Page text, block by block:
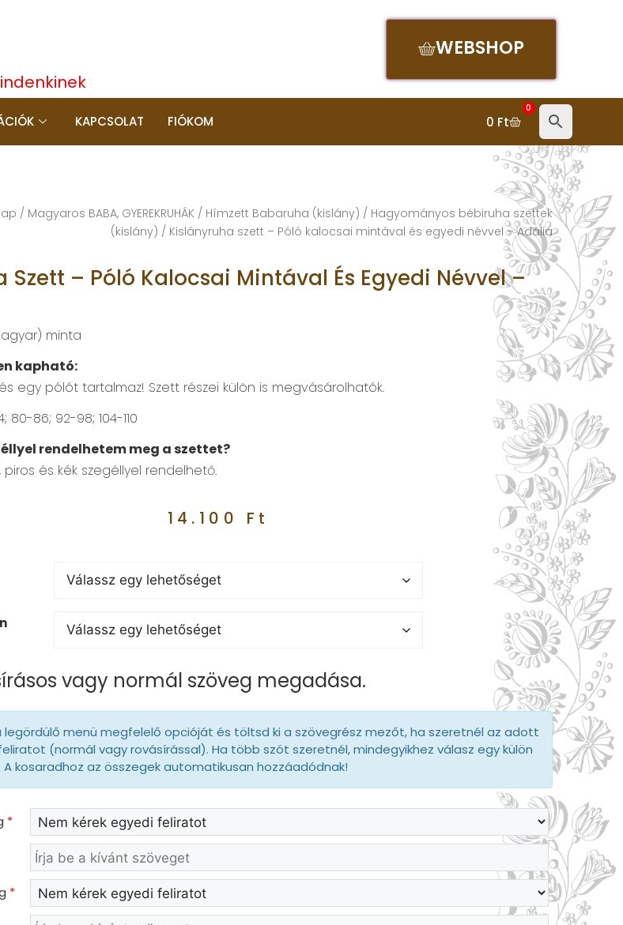
WEBSHOP
KAPCSOLAT FIÓKOM 0 Ft
0
/ Magyaros BABA, GYEREKRUHÁK / Hímzett Babaruha (kislány) / Hagyományos bébiruha szettek
(kislány) / Kislányruha szett – Póló kalocsai mintával és egyedi névvel – Adália
Szett – Póló Kalocsai Mintával És Egyedi Névvel –
minta
kapható:
egy pólót tartalmaz! Szett részei külön is megvásárolhatók.
80-86; 92-98; 104-110
rendelhetem meg a szettet?
piros és kék szegéllyel rendelhető.
14.100 Ft
vagy normál szöveg megadása.
legördülő menü megfelelő opcióját és töltsd ki a szövegrész mezőt, ha szeretnél az adott
(normál vagy rovásírással). Ha több szót szeretnél, mindegyikhez válasz egy külön
kosaradhoz az összegek automatikusan hozzáadódnak!
*
*